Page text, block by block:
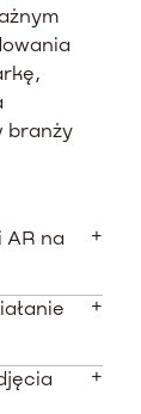
branży
AR na